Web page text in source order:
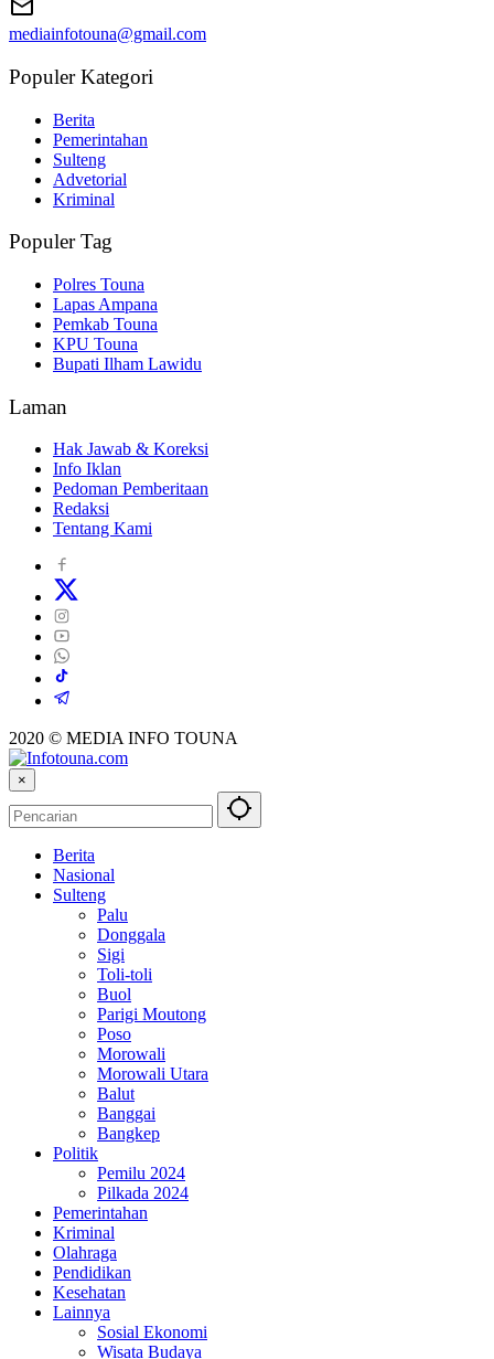
mediainfotouna@gmail.com
Populer Kategori
Berita
Pemerintahan
Sulteng
Advetorial
Kriminal
Populer Tag
Polres Touna
Lapas Ampana
Pemkab Touna
KPU Touna
Bupati Ilham Lawidu
Laman
Hak Jawab & Koreksi
Info Iklan
Pedoman Pemberitaan
Redaksi
Tentang Kami
2020 © MEDIA INFO TOUNA
×
Berita
Nasional
Sulteng
Palu
Donggala
Sigi
Toli-toli
Buol
Parigi Moutong
Poso
Morowali
Morowali Utara
Balut
Banggai
Bangkep
Politik
Pemilu 2024
Pilkada 2024
Pemerintahan
Kriminal
Olahraga
Pendidikan
Kesehatan
Lainnya
Sosial Ekonomi
Wisata Budaya